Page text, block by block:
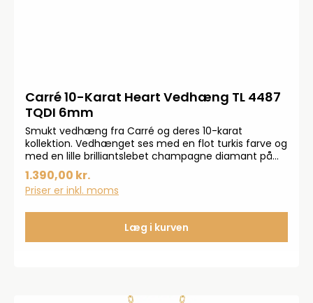
Carré 10-Karat Heart Vedhæng TL 4487
TQDI 6mm
Smukt vedhæng fra Carré og deres 10-karat
kollektion. Vedhænget ses med en flot turkis farve og
med en lille brilliantslebet champagne diamant på
0,005 carat. Vedhænget er sat med en hjerteformet
turkis.
1.390,00 kr.
Priser er inkl. moms
Læg i kurven